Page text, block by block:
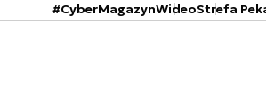
#CyberMagazynWideoStrefa